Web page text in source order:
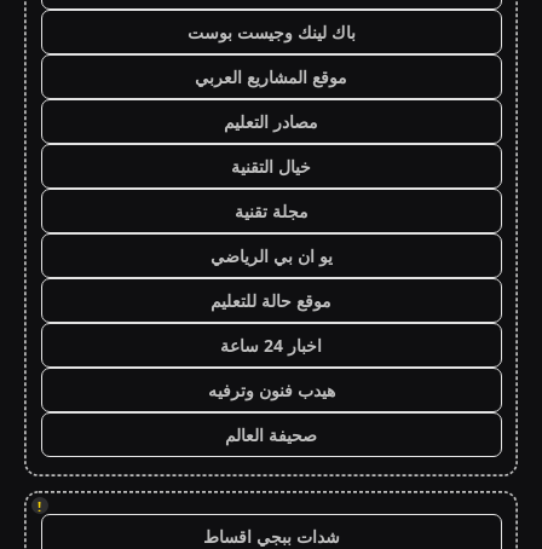
باك لينك وجيست بوست
موقع المشاريع العربي
مصادر التعليم
خيال التقنية
مجلة تقنية
يو ان بي الرياضي
موقع حالة للتعليم
اخبار 24 ساعة
هيدب فنون وترفيه
صحيفة العالم
!
شدات ببجي اقساط